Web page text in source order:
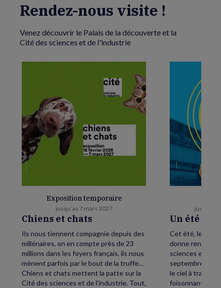
Rendez-nous visite !
Venez découvrir le Palais de la découverte et la
Cité des sciences et de l'industrie
Exposition temporaire
jusqu’au 7 mars 2027
Chiens et chats
Ils nous tiennent compagnie depuis des
millénaires, on en compte près de 23
millions dans les foyers français, ils nous
mènent parfois par le bout de la truffe…
Chiens et chats mettent la patte sur la
Cité des sciences et de l’industrie. Tout,
jusqu’au
Un été
Cet été, levez
donne rendez-
sciences et de
septembre,
le ciel à travers
foisonnant